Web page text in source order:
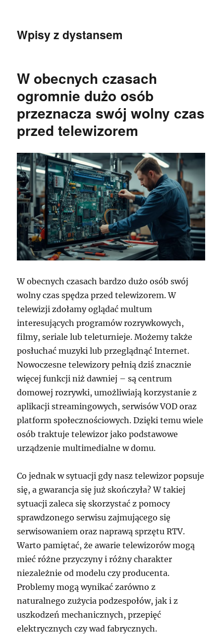
Wpisy z dystansem
W obecnych czasach
ogromnie dużo osób
przeznacza swój wolny czas
przed telewizorem
W obecnych czasach bardzo dużo osób swój
wolny czas spędza przed telewizorem. W
telewizji zdołamy oglądać multum
interesujących programów rozrywkowych,
filmy, seriale lub teleturnieje. Możemy także
posłuchać muzyki lub przeglądnąć Internet.
Nowoczesne telewizory pełnią dziś znacznie
więcej funkcji niż dawniej – są centrum
domowej rozrywki, umożliwiają korzystanie z
aplikacji streamingowych, serwisów VOD oraz
platform społecznościowych. Dzięki temu wiele
osób traktuje telewizor jako podstawowe
urządzenie multimedialne w domu.
Co jednak w sytuacji gdy nasz telewizor popsuje
się, a gwarancja się już skończyła? W takiej
sytuacji zaleca się skorzystać z pomocy
sprawdzonego serwisu zajmującego się
serwisowaniem oraz naprawą sprzętu RTV.
Warto pamiętać, że awarie telewizorów mogą
mieć różne przyczyny i różny charakter
niezależnie od modelu czy producenta.
Problemy mogą wynikać zarówno z
naturalnego zużycia podzespołów, jak i z
uszkodzeń mechanicznych, przepięć
elektrycznych czy wad fabrycznych.